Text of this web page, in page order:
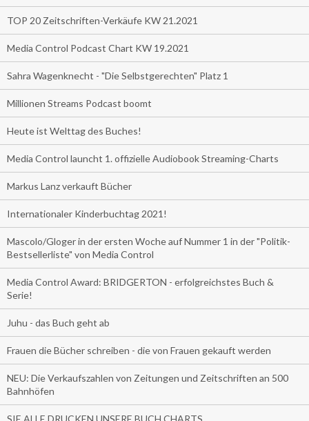
TOP 20 Zeitschriften-Verkäufe KW 21.2021
Media Control Podcast Chart KW 19.2021
Sahra Wagenknecht - "Die Selbstgerechten" Platz 1
Millionen Streams Podcast boomt
Heute ist Welttag des Buches!
Media Control launcht 1. offizielle Audiobook Streaming-Charts
Markus Lanz verkauft Bücher
Internationaler Kinderbuchtag 2021!
Mascolo/Gloger in der ersten Woche auf Nummer 1 in der "Politik-
Bestsellerliste" von Media Control
Media Control Award: BRIDGERTON - erfolgreichstes Buch &
Serie!
Juhu - das Buch geht ab
Frauen die Bücher schreiben - die von Frauen gekauft werden
NEU: Die Verkaufszahlen von Zeitungen und Zeitschriften an 500
Bahnhöfen